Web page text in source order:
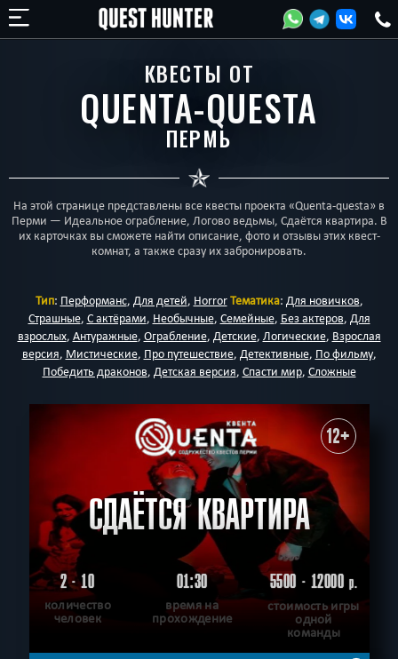
КВЕСТЫ ОТ
QUENTA-QUESTA
ПЕРМЬ
На этой странице представлены все квесты проекта «Quenta-questa» в
Перми — Идеальное ограбление, Логово ведьмы, Сдаётся квартира. В
их карточках вы сможете найти описание, фото и отзывы этих квест-
комнат, а также сразу их забронировать.
Тип: Перформанс, Для детей, HorrorТематика: Для новичков,
Страшные, С актёрами, Необычные, Семейные, Без актеров, Для
взрослых, Антуражные, Ограбление, Детские, Логические, Взрослая
версия, Мистические, Про путешествие, Детективные, По фильму,
Победить драконов, Детская версия, Спасти мир, Сложные
12+
СДАЁТСЯ КВАРТИРА
2 - 10
количество
человек
01:30
время на
прохождение
5500 - 12000р.
стоимость игры
одной
команды